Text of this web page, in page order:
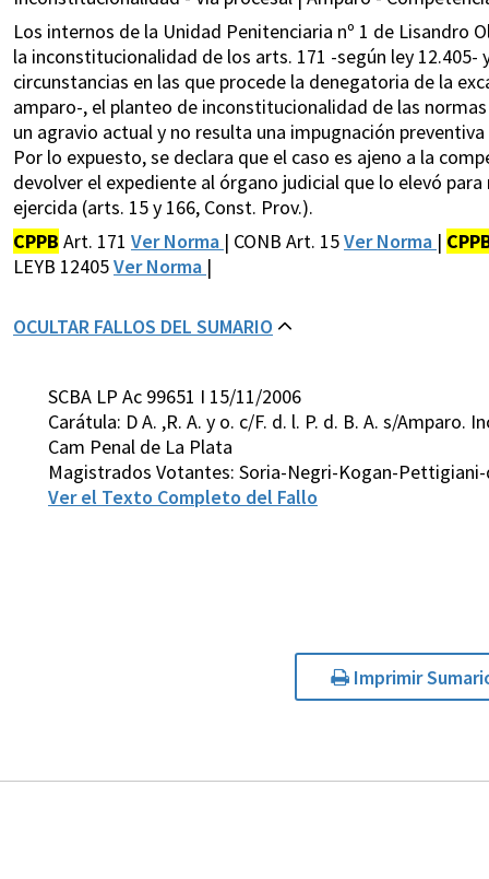
Los internos de la Unidad Penitenciaria nº 1 de Lisandro
la inconstitucionalidad de los arts. 171 -según ley 12.405-
circunstancias en las que procede la denegatoria de la
amparo-, el planteo de inconstitucionalidad de las
un agravio actual y no resulta una impugnación
Por lo expuesto, se declara que el caso es ajeno a la
devolver el expediente al órgano judicial que lo elevó
ejercida (arts. 15 y 166, Const. Prov.).
CPPB Art. 171 Ver Norma | CONB Art. 15Ver Norma |
LEYB 12405Ver Norma |
OCULTAR FALLOS DEL SUMARIO
SCBA LP Ac 99651 I 15/11/2006
Carátula: D A. ,R. A. y o. c/F. d. l. P. d. B. A. s/
Cam Penal de La Plata
Magistrados Votantes: Soria-Negri-Kogan-
Ver el Texto Completo del Fallo
Imprimir